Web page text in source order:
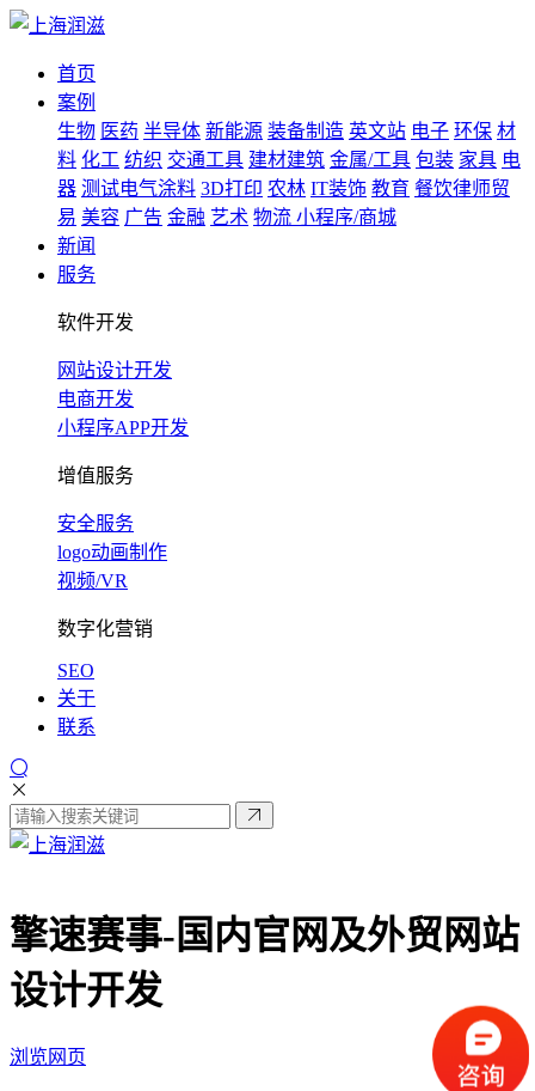
首页
案例
生物 医药 半导体 新能源 装备制造 英文站 电子 环保 材
料 化工 纺织 交通工具 建材建筑 金属/工具 包装 家具 电
器 测试电气涂料 3D打印 农林 IT装饰 教育 餐饮律师贸
易 美容 广告 金融 艺术 物流 小程序/商城
新闻
服务
软件开发
网站设计开发
电商开发
小程序APP开发
增值服务
安全服务
logo动画制作
视频/VR
数字化营销
SEO
关于
联系
擎速赛事-国内官网及外贸网站
设计开发
浏览网页